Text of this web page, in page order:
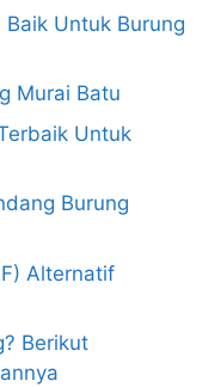
Untuk Burung
Murai Batu
Untuk
Burung
Alternatif
Berikut